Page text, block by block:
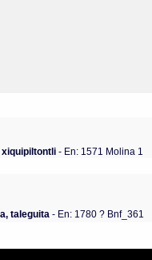
xiquipiltontli- En: 1571 Molina 1
taleguita - En: 1780 ? Bnf_361